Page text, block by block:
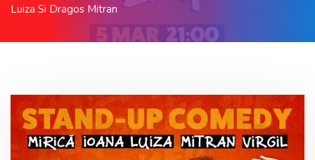
Luiza Si Dragos Mitran